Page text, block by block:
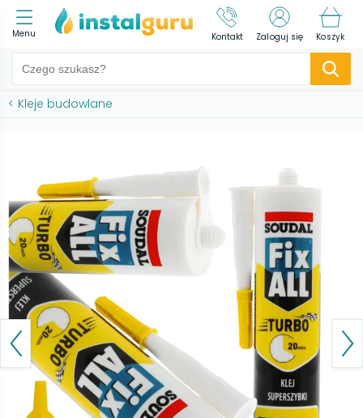
Menu Kontakt Zaloguj się Koszyk
< Kleje budowlane